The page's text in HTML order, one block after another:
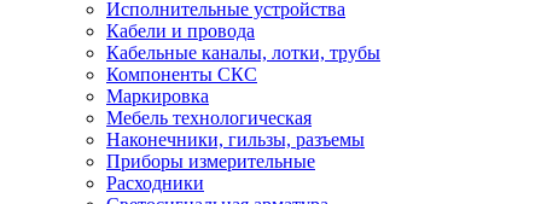
Исполнительные устройства
Кабели и провода
Кабельные каналы, лотки, трубы
Компоненты СКС
Маркировка
Мебель технологическая
Наконечники, гильзы, разъемы
Приборы измерительные
Расходники